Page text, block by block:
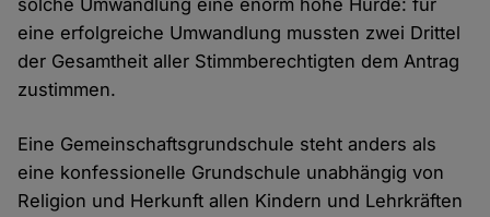
solche Umwandlung eine enorm hohe Hürde: für
eine erfolgreiche Umwandlung mussten zwei Drittel
der Gesamtheit aller Stimmberechtigten dem Antrag
zustimmen.
Eine Gemeinschaftsgrundschule steht anders als
eine konfessionelle Grundschule unabhängig von
Religion und Herkunft allen Kindern und Lehrkräften